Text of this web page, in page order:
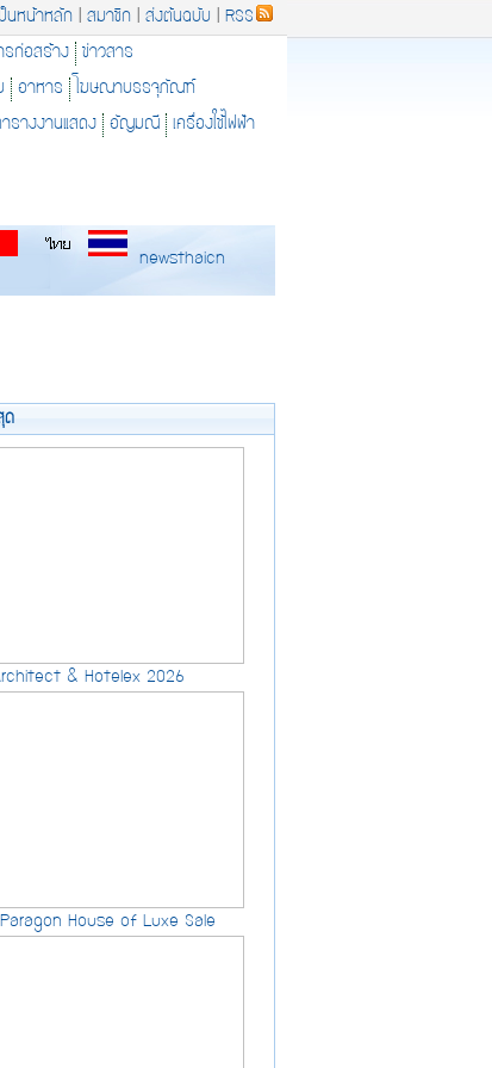
นหน้าหลัก สมาชิก ส่งต้นฉบับ RSS
รก่อสร้าง ข่าวสาร
อาหาร โฆษณาบรรจุภัณฑ์
รางงานแสดง อัญมณี เครื่องใช้ไฟฟ้า
newsthaicn
ด
& Hotelex 2026
Paragon House of Luxe Sale